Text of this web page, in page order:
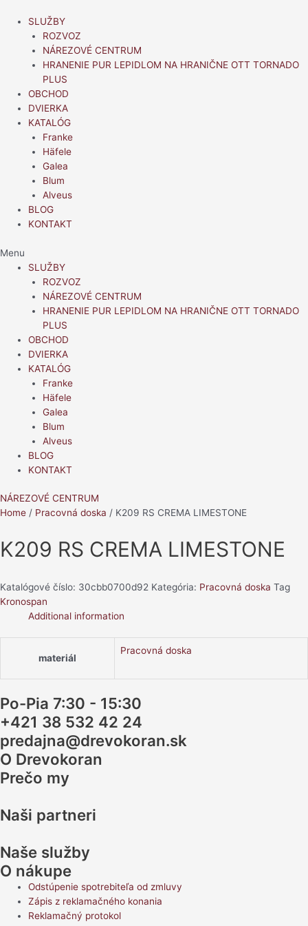
SLUŽBY
ROZVOZ
NÁREZOVÉ CENTRUM
HRANENIE PUR LEPIDLOM NA HRANIČNE OTT TORNADO
PLUS
OBCHOD
DVIERKA
KATALÓG
Franke
Häfele
Galea
Blum
Alveus
BLOG
KONTAKT
Menu
SLUŽBY
ROZVOZ
NÁREZOVÉ CENTRUM
HRANENIE PUR LEPIDLOM NA HRANIČNE OTT TORNADO
PLUS
OBCHOD
DVIERKA
KATALÓG
Franke
Häfele
Galea
Blum
Alveus
BLOG
KONTAKT
NÁREZOVÉ CENTRUM
Home / Pracovná doska / K209 RS CREMA LIMESTONE
K209 RS CREMA LIMESTONE
Katalógové číslo: 30cbb0700d92 Kategória: Pracovná doska Tag
Kronospan
Additional information
materiál
Pracovná doska
Po-Pia 7:30 - 15:30
+421 38 532 42 24
predajna@drevokoran.sk
O Drevokoran
Prečo my
Naši partneri
Naše služby
O nákupe
Odstúpenie spotrebiteľa od zmluvy
Zápis z reklamačného konania
Reklamačný protokol